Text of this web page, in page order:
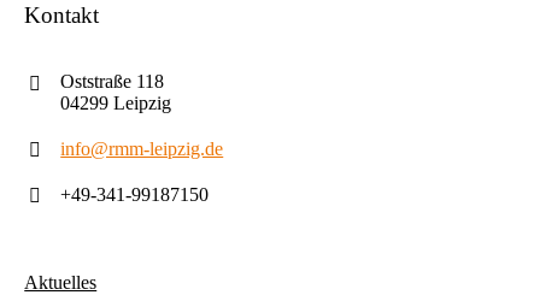
Kontakt
Oststraße 118
04299 Leipzig
info@rmm-leipzig.de
+49-341-99187150
Aktuelles